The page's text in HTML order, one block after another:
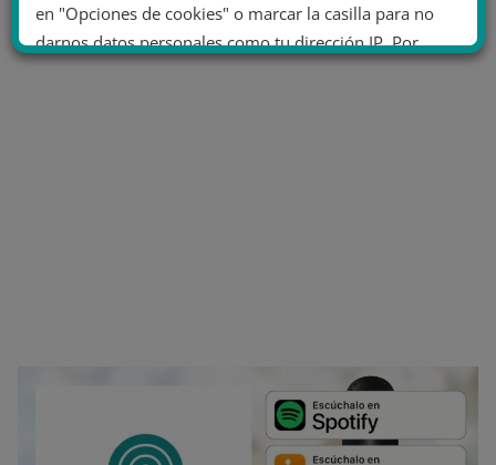
en "Opciones de cookies" o marcar la casilla para no
darnos datos personales como tu dirección IP. Por